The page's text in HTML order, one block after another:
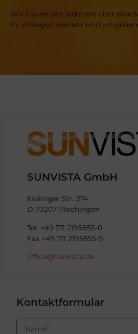
Wir freuen uns jederzeit über eine
Ihr Anliegen werden wird
SUNVISTA GmbH
Esslinger Str. 274
D-73207 Plochingen
Tel. +49 711 2195855-0
Fax +49 711 2195855-9
office@sunvista.de
Kontaktformular